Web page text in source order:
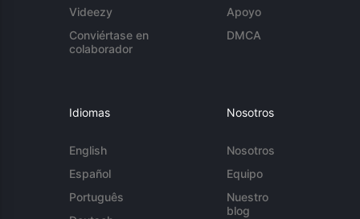
Videezy
Conviértase en
colaborador
Apoyo
DMCA
Idiomas
English
Español
Português
Nosotros
Nosotros
Equipo
Nuestro
blog